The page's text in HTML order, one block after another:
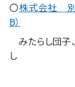
〇株式会社 別
B）
みたらし団子
し